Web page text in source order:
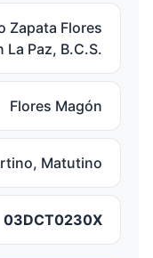
Zapata Flores
La Paz, B.C.S.
Flores Magón
Matutino
03DCT0230X